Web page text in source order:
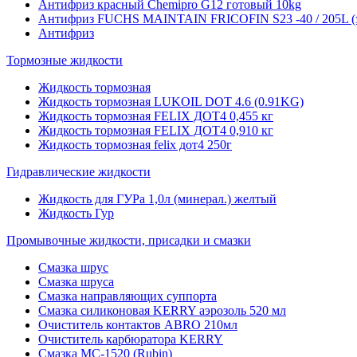
Антифриз красный Chemipro G12 готовый 10kg
Антифриз FUCHS MAINTAIN FRICOFIN S23 -40 / 205L
Антифриз
Тормозные жидкости
Жидкость тормозная
Жидкость тормозная LUKOIL DOT 4.6 (0.91KG)
Жидкость тормозная FELIX ДОТ4 0,455 кг
Жидкость тормозная FELIX ДОТ4 0,910 кг
Жидкость тормозная felix дот4 250г
Гидравлические жидкости
Жидкость для ГУРа 1,0л (минерал.) желтый
Жидкость Гур
Промывочные жидкости, присадки и смазки
Смазка шрус
Смазка шруса
Смазка направляющих суппорта
Смазка силиконовая KERRY аэрозоль 520 мл
Очиститель контактов ABRO 210мл
Очиститель карбюратора KERRY
Смазка МС-1520 (Rubin)